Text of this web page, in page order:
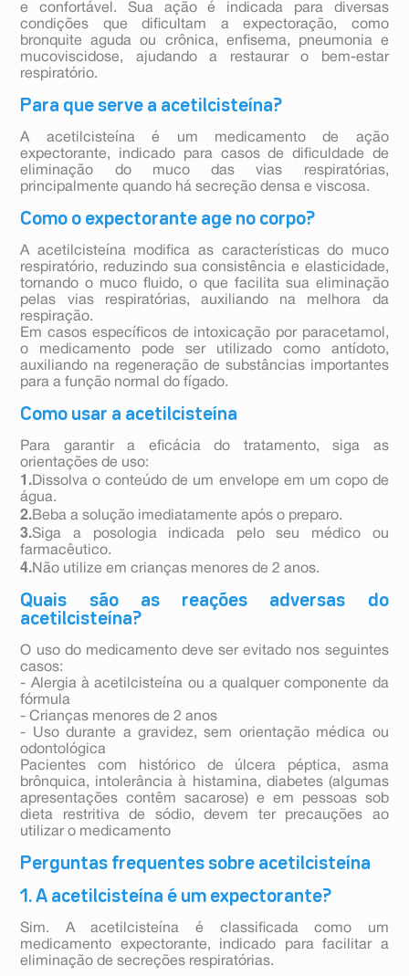
e confortável. Sua ação é indicada para diversas
condições que dificultam a expectoração, como
bronquite aguda ou crônica, enfisema, pneumonia e
mucoviscidose, ajudando a restaurar o bem-estar
respiratório.
Para que serve a acetilcisteína?
A acetilcisteína é um medicamento de ação
expectorante, indicado para casos de dificuldade de
eliminação do muco das vias respiratórias,
principalmente quando há secreção densa e viscosa.
Como o expectorante age no corpo?
A acetilcisteína modifica as características do muco
respiratório, reduzindo sua consistência e elasticidade,
tornando o muco fluido, o que facilita sua eliminação
pelas vias respiratórias, auxiliando na melhora da
respiração.
Em casos específicos de intoxicação por paracetamol,
o medicamento pode ser utilizado como antídoto,
auxiliando na regeneração de substâncias importantes
para a função normal do fígado.
Como usar a acetilcisteína
Para garantir a eficácia do tratamento, siga as
orientações de uso:
1.Dissolva o conteúdo de um envelope em um copo de
água.
2.Beba a solução imediatamente após o preparo.
3.Siga a posologia indicada pelo seu médico ou
farmacêutico.
4. Não utilize em crianças menores de 2 anos.
Quais são as reações adversas do
acetilcisteína?
O uso do medicamento deve ser evitado nos seguintes
casos:
- Alergia à acetilcisteína ou a qualquer componente da
fórmula
- Crianças menores de 2 anos
- Uso durante a gravidez, sem orientação médica ou
odontológica
Pacientes com histórico de úlcera péptica, asma
brônquica, intolerância à histamina, diabetes (algumas
apresentações contêm sacarose) e em pessoas sob
dieta restritiva de sódio, devem ter precauções ao
utilizar o medicamento
Perguntas frequentes sobre acetilcisteína
1. A acetilcisteína é um expectorante?
Sim. A acetilcisteína é classificada como um
medicamento expectorante, indicado para facilitar a
eliminação de secreções respiratórias.